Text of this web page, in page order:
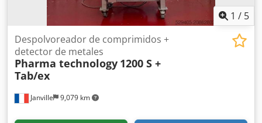
1 / 5
Janville 9,079 km
Despolvoreador de comprimidos +
detector de metales
Pharma technology 1200 S +
Tab/ex